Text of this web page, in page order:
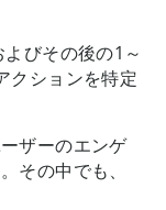
びその後の1～
クションを特定
ザーのエンゲ
その中でも、